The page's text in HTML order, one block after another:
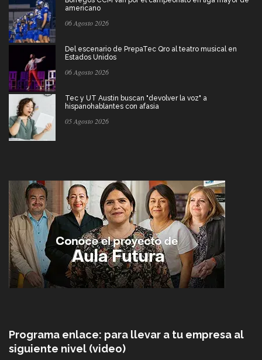
americano
06 Agosto 2026
Del escenario de PrepaTec Qro al teatro musical en
Estados Unidos
06 Agosto 2026
Tec y UT Austin buscan "devolver la voz" a
hispanohablantes con afasia
05 Agosto 2026
Programa enlace: para llevar a tu empresa al
siguiente nivel (video)